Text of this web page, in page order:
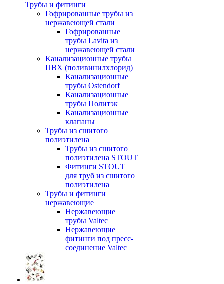
Трубы и фитинги
Гофрированные трубы из
нержавеющей стали
Гофрированные
трубы Lavita из
нержавеющей стали
Канализационные трубы
ПВХ (поливинилхлорид)
Канализационные
трубы Ostendorf
Канализационные
трубы Политэк
Канализационные
клапаны
Трубы из сшитого
полиэтилена
Трубы из сшитого
полиэтилена STOUT
Фитинги STOUT
для труб из сшитого
полиэтилена
Трубы и фитинги
нержавеющие
Нержавеющие
трубы Valtec
Нержавеющие
фитинги под пресс-
соединение Valtec